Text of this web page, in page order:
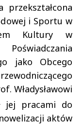
przekształcona
i Sportu w
Kultury w
jako Obcego
Władysławowi
jej pracami do
aktów